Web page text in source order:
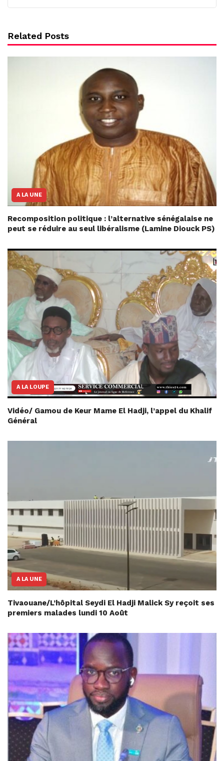
Related Posts
A LA UNE
Recomposition politique : l’alternative sénégalaise ne
peut se réduire au seul libéralisme (Lamine Diouck PS)
A LA LOUPE
Vidéo/ Gamou de Keur Mame El Hadji, l’appel du Khalif
Général
A LA UNE
Tivaouane/L’hôpital Seydi El Hadji Malick Sy reçoit ses
premiers malades lundi 10 Août